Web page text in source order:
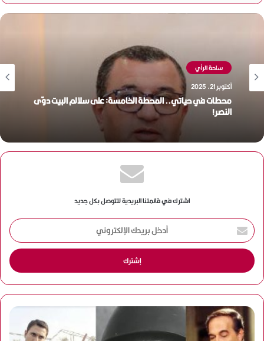
ساحة الرأي
أكتوبر 21, 2025
محطات في حياتي.. المحطة الخامسة: على سلالم البيت دوّى
النصر!
ساحة الرأي
أكتوبر 21, 2025
محطات في حياتي.. المحطة الرابعة: قائدٌ آمن بقدراتي..
اشترك في قائمتنا البريدية لتتوصل بكل جديد
أ
د
خ
ل
ر
ي
د